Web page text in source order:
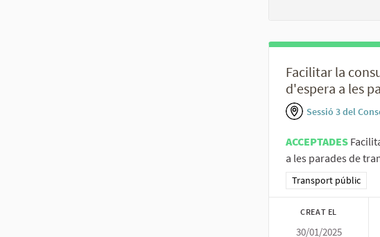
Facilitar la
d'espera a les
Sessió 3 del
ACCEPTADES
a les parades de
Resultats al filtrar
Transport públic
CREAT EL
30/01/2025